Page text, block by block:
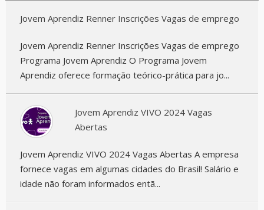
Jovem Aprendiz Renner Inscrições Vagas de emprego
Jovem Aprendiz Renner Inscrições Vagas de emprego
Programa Jovem Aprendiz O Programa Jovem
Aprendiz oferece formação teórico-prática para jo...
Jovem Aprendiz VIVO 2024 Vagas
Abertas
Jovem Aprendiz VIVO 2024 Vagas Abertas A empresa
fornece vagas em algumas cidades do Brasil! Salário e
idade não foram informados entã...